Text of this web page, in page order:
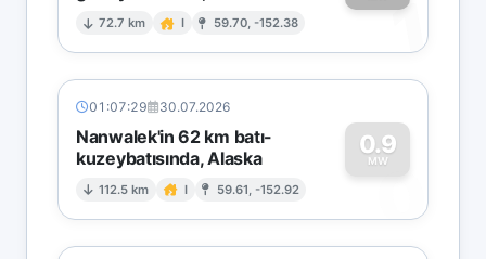
72.7 km I 59.70, -152.38 1
01:07:29 30.07.2026
Nanwalek'in 62 km batı-
kuzeybatısında, Alaska
112.5 km I 59.61, -152.92
0.9
MW
0